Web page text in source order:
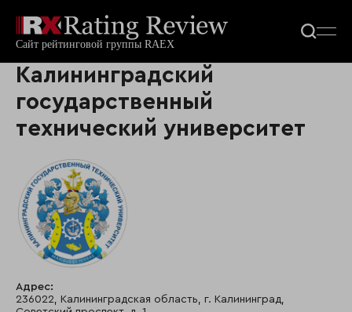
Калининградский
государственный
технический университет
Адрес:
236022, Калининградская область, г. Калининград,